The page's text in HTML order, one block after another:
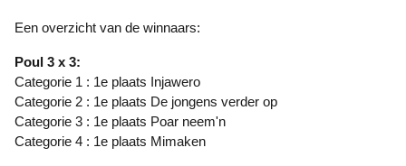
Een overzicht van de winnaars:
Poul 3 x 3:
Categorie 1 : 1e plaats Injawero
Categorie 2 : 1e plaats De jongens verder op
Categorie 3 : 1e plaats Poar neem'n
Categorie 4 : 1e plaats Mimaken